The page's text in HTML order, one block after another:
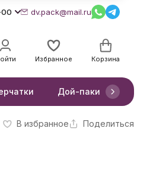
00 dv.pack@mail.ru
Избранное Корзина
Дой-паки
В избранное Поделиться